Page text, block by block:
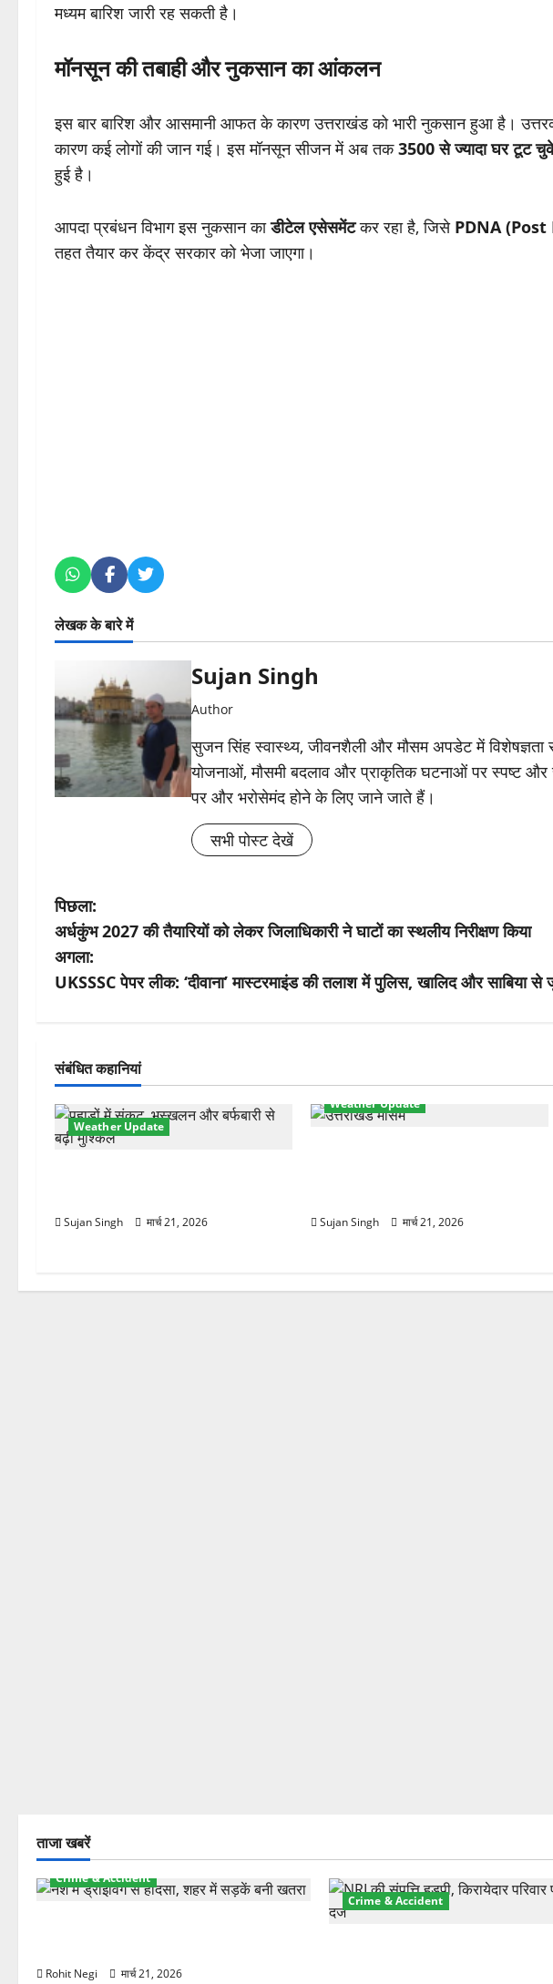
मध्यम बारिश जारी रह सकती है।
मॉनसून की तबाही और नुकसान का आंकलन
इस बार बारिश और आसमानी आफत के कारण उत्तराखंड को भारी नुकसान हुआ है।
कारण कई लोगों की जान गई। इस मॉनसून सीजन में अब तक3500 से ज्यादा घर टूट
हुई है।
आपदा प्रबंधन विभाग इस नुकसान काडीटेल एसेसमेंटकर रहा है, जिसे PDNA
तहत तैयार कर केंद्र सरकार को भेजा जाएगा।
लेखक के बारे में
Sujan Singh
Author
सुजन सिंह स्वास्थ्य, जीवनशैली और मौसम अपडेट में
योजनाओं, मौसमी बदलाव और प्राकृतिक घटनाओं पर स्पष्ट
पर और भरोसेमंद होने के लिए जाने जाते हैं।
सभी पोस्ट देखें
पो
स्ट
ने
गे
श
न
पिछला:
अर्धकुंभ 2027 की तैयारियों को लेकर जिलाधिकारी ने घाटों का स्थलीय निरीक्षण किया
अगला:
UKSSSC पेपर लीक: ‘दीवाना’ मास्टरमाइंड की तलाश में पुलिस, खालिद और साबिया
संबंधित कहानियां
Weather Update
Sujan Singh मार्च 21, 2026
Weather Update
Sujan Singh मार्च 21, 2026
ताजा खबरें
Crime & Accident
Rohit Negi मार्च 21, 2026
Crime & Accident